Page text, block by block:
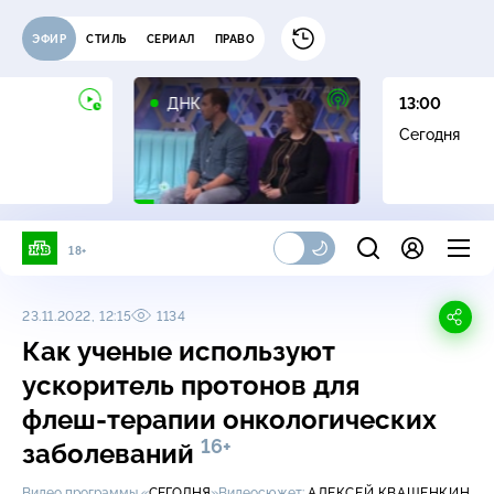
ЭФИР СТИЛЬ СЕРИАЛ ПРАВО
ДНК
16+
13:00
Сегодня
18+
23.11.2022, 12:15 1134
Как ученые используют
ускоритель протонов для
флеш-терапии онкологических
заболеваний 16+